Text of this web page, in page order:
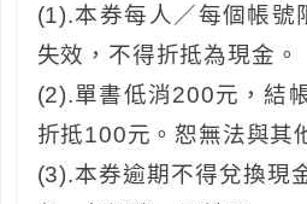
(1).本券每人／每個帳號
失效，不得折抵為現金。
(2).單書低消200元，結
折抵100元。恕無法與其
(3).本券逾期不得兌換現